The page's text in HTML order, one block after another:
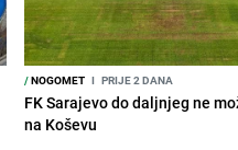
/NOGOMET I PRIJE 2 DANA
FK Sarajevo do daljnjeg ne
na Koševu